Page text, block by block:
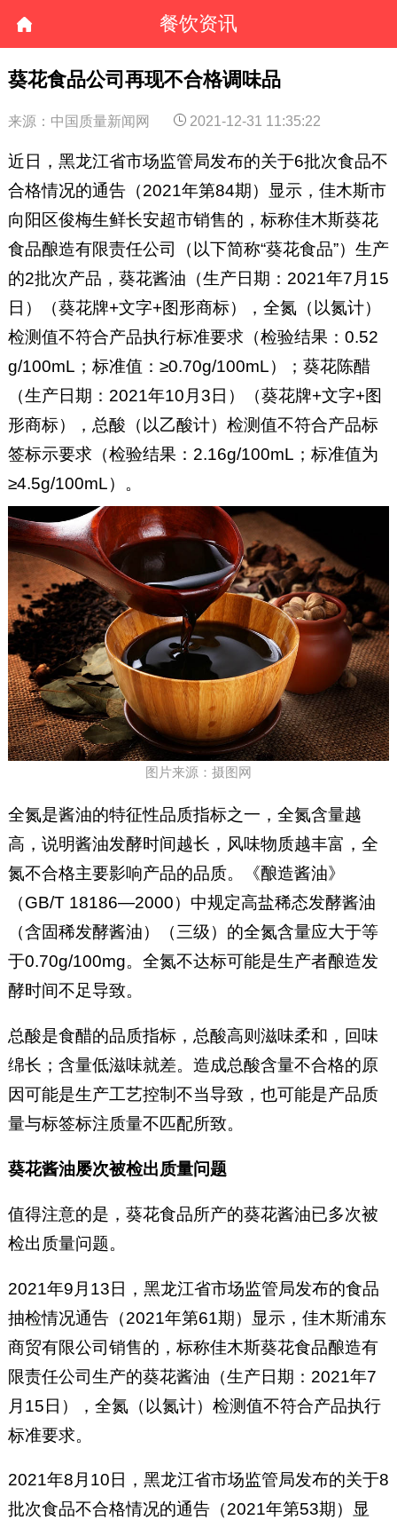
餐饮资讯
葵花食品公司再现不合格调味品
来源：中国质量新闻网 2021-12-31 11:35:22
近日，黑龙江省市场监管局发布的关于6批次食品不
合格情况的通告（2021年第84期）显示，佳木斯市
向阳区俊梅生鲜长安超市销售的，标称佳木斯葵花
食品酿造有限责任公司（以下简称“葵花食品”）生产
的2批次产品，葵花酱油（生产日期：2021年7月15
日）（葵花牌+文字+图形商标），全氮（以氮计）
检测值不符合产品执行标准要求（检验结果：0.52
g/100mL；标准值：≥0.70g/100mL）；葵花陈醋
（生产日期：2021年10月3日）（葵花牌+文字+图
形商标），总酸（以乙酸计）检测值不符合产品标
签标示要求（检验结果：2.16g/100mL；标准值为
≥4.5g/100mL）。
图片来源：摄图网
全氮是酱油的特征性品质指标之一，全氮含量越
高，说明酱油发酵时间越长，风味物质越丰富，全
氮不合格主要影响产品的品质。《酿造酱油》
（GB/T 18186—2000）中规定高盐稀态发酵酱油
（含固稀发酵酱油）（三级）的全氮含量应大于等
于0.70g/100mg。全氮不达标可能是生产者酿造发
酵时间不足导致。
总酸是食醋的品质指标，总酸高则滋味柔和，回味
绵长；含量低滋味就差。造成总酸含量不合格的原
因可能是生产工艺控制不当导致，也可能是产品质
量与标签标注质量不匹配所致。
葵花酱油屡次被检出质量问题
值得注意的是，葵花食品所产的葵花酱油已多次被
检出质量问题。
2021年9月13日，黑龙江省市场监管局发布的食品
抽检情况通告（2021年第61期）显示，佳木斯浦东
商贸有限公司销售的，标称佳木斯葵花食品酿造有
限责任公司生产的葵花酱油（生产日期：2021年7
月15日），全氮（以氮计）检测值不符合产品执行
标准要求。
2021年8月10日，黑龙江省市场监管局发布的关于8
批次食品不合格情况的通告（2021年第53期）显